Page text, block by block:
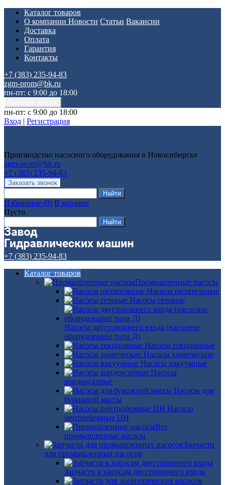
Каталог товаров
О компании Новости Статьи Вакансии
Доставка
Оплата
Гарантия
Контакты
+7 (383) 235-94-83
zgm-prom@bk.ru
пн-пт: с 9:00 до 18:00
пн-пт: с 9:00 до 18:00
Вход | Регистрация
Производство насосного оборудования в Новосибирске
zgm-prom@bk.ru
+7 (383) 235-94-83
Избранное (0) В корзине
Пусто
+7 (383) 235-94-83
Каталог товаров
Промышленные насосы
Насосы питательные
Насосы сетевые
Насосы двустороннего входа (насосное
оборудование типа Д)
Насосы секционные
Насосы химические
Насосы вакуумные
Насосы
конденсатные
Насосы для
бумажной массы
Насосы
центробежные ЦН
Все
промышленные насосы
Запчасти
для промышленных насосов
Запчасти к насосам двустороннего входа